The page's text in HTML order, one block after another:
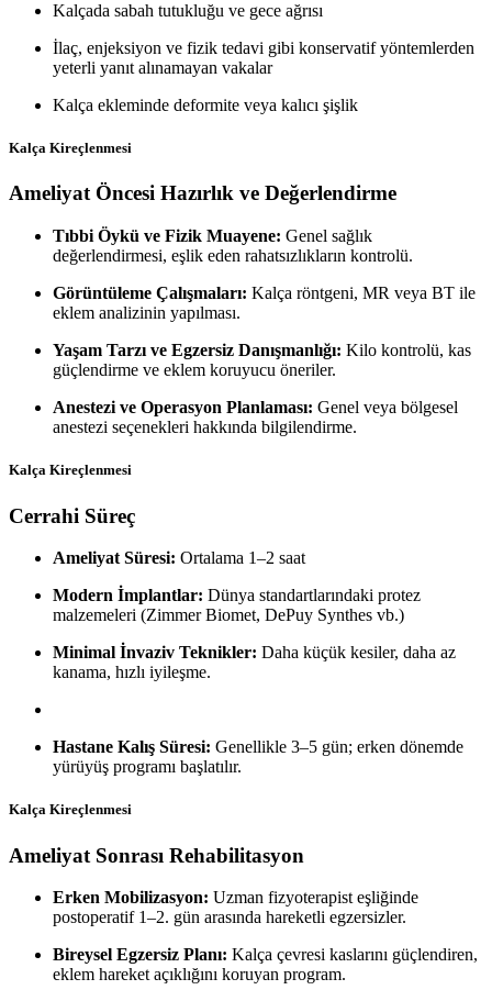
Kalçada sabah tutukluğu ve gece ağrısı
İlaç, enjeksiyon ve fizik tedavi gibi konservatif yöntemlerden
yeterli yanıt alınamayan vakalar
Kalça ekleminde deformite veya kalıcı şişlik
Kalça Kireçlenmesi
Ameliyat Öncesi Hazırlık ve Değerlendirme
Tıbbi Öykü ve Fizik Muayene: Genel sağlık
değerlendirmesi, eşlik eden rahatsızlıkların kontrolü.
Görüntüleme Çalışmaları: Kalça röntgeni, MR veya BT ile
eklem analizinin yapılması.
Yaşam Tarzı ve Egzersiz Danışmanlığı: Kilo kontrolü, kas
güçlendirme ve eklem koruyucu öneriler.
Anestezi ve Operasyon Planlaması: Genel veya bölgesel
anestezi seçenekleri hakkında bilgilendirme.
Kalça Kireçlenmesi
Cerrahi Süreç
Ameliyat Süresi: Ortalama 1–2 saat
Modern İmplantlar: Dünya standartlarındaki protez
malzemeleri (Zimmer Biomet, DePuy Synthes vb.)
Minimal İnvaziv Teknikler: Daha küçük kesiler, daha az
kanama, hızlı iyileşme.
Hastane Kalış Süresi: Genellikle 3–5 gün; erken dönemde
yürüyüş programı başlatılır.
Kalça Kireçlenmesi
Ameliyat Sonrası Rehabilitasyon
Erken Mobilizasyon: Uzman fizyoterapist eşliğinde
postoperatif 1–2. gün arasında hareketli egzersizler.
Bireysel Egzersiz Planı: Kalça çevresi kaslarını güçlendiren,
eklem hareket açıklığını koruyan program.